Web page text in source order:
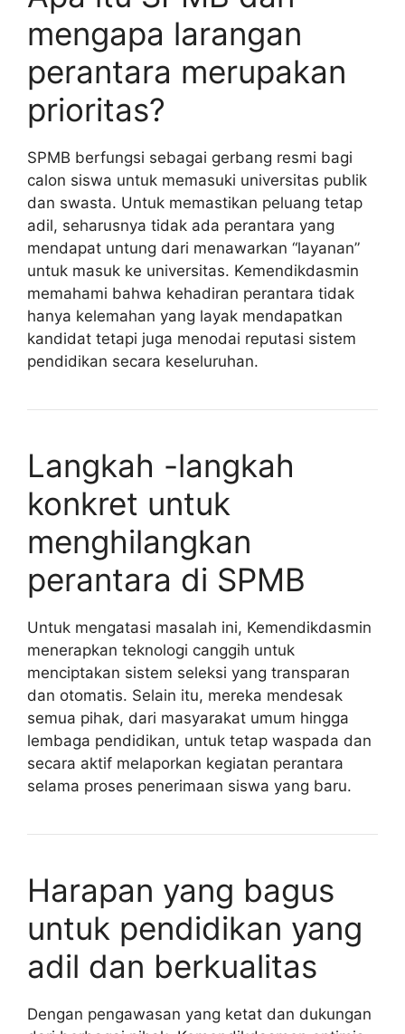
mengapa larangan
perantara merupakan
prioritas?
SPMB berfungsi sebagai gerbang resmi bagi
calon siswa untuk memasuki universitas publik
dan swasta. Untuk memastikan peluang tetap
adil, seharusnya tidak ada perantara yang
mendapat untung dari menawarkan “layanan”
untuk masuk ke universitas. Kemendikdasmin
memahami bahwa kehadiran perantara tidak
hanya kelemahan yang layak mendapatkan
kandidat tetapi juga menodai reputasi sistem
pendidikan secara keseluruhan.
Langkah -langkah
konkret untuk
menghilangkan
perantara di SPMB
Untuk mengatasi masalah ini, Kemendikdasmin
menerapkan teknologi canggih untuk
menciptakan sistem seleksi yang transparan
dan otomatis. Selain itu, mereka mendesak
semua pihak, dari masyarakat umum hingga
lembaga pendidikan, untuk tetap waspada dan
secara aktif melaporkan kegiatan perantara
selama proses penerimaan siswa yang baru.
Harapan yang bagus
untuk pendidikan yang
adil dan berkualitas
Dengan pengawasan yang ketat dan dukungan